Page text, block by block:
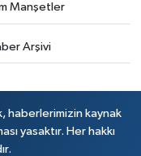
Manşetler
Arşivi
haberlerimizin kaynak
yasaktır. Her hakkı